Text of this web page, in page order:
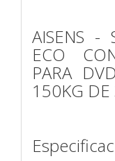
AISENS -
ECO
PARA
150KG